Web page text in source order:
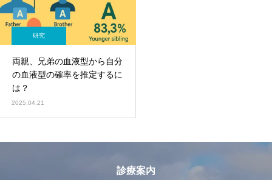
研究
両親、兄弟の血液型から自分
の血液型の確率を推定するに
は？
2025.04.21
診療案内